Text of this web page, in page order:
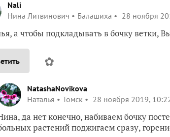
Nali
Нина Литвинович
Балашиха 28 ноября
а чтобы подкладывать в бочку ветки,
✿
NatashaNovikova
Наталья
Томск 28 ноября 2019,
да нет конечно, набиваем бочку
растений поджигаем сразу,